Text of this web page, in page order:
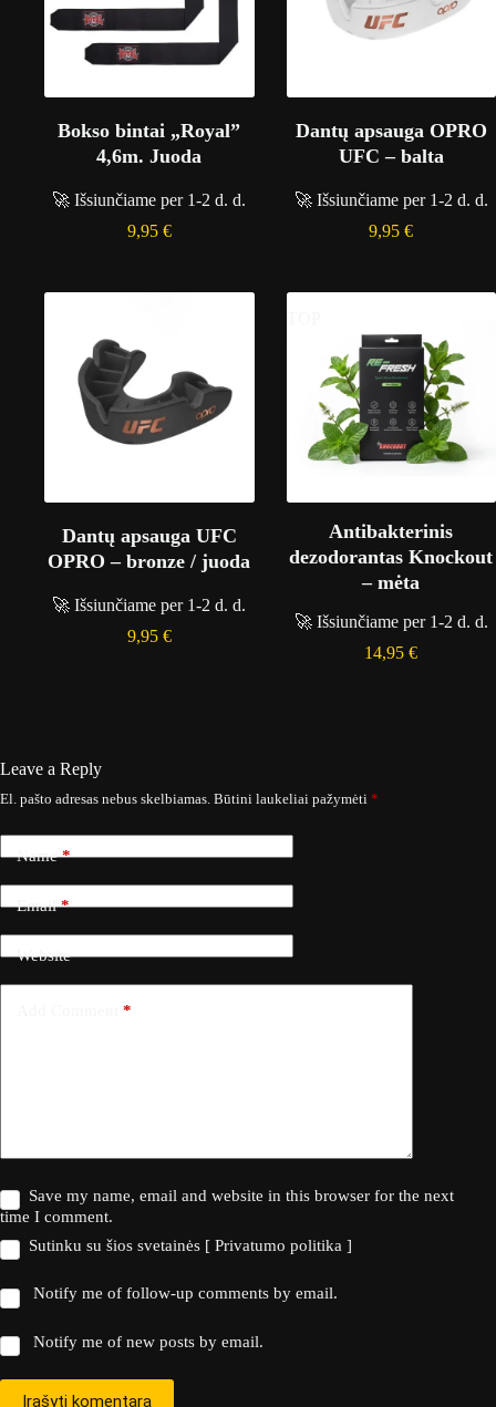
Bokso bintai „Royal”
4,6m. Juoda
🚀 Išsiunčiame per 1-2 d. d.
9,95 €
Dantų apsauga OPRO
UFC – balta
🚀 Išsiunčiame per 1-2 d. d.
9,95€
Dantų apsauga UFC
OPRO – bronze / juoda
🚀 Išsiunčiame per 1-2 d. d.
9,95 €
Antibakterinis
dezodorantas Knockout
– mėta
🚀 Išsiunčiame per 1-2 d. d.
14,95€
Leave a Reply
El. pašto adresas nebus skelbiamas. Būtini laukeliai pažymėti *
Name*
Email*
Website
*
Save my name, email and website in this browser for the next
time I comment.
Sutinku su šios svetainės [ Privatumo politika ]
Notify me of follow-up comments by email.
Notify me of new posts by email.
Įrašyti komentarą